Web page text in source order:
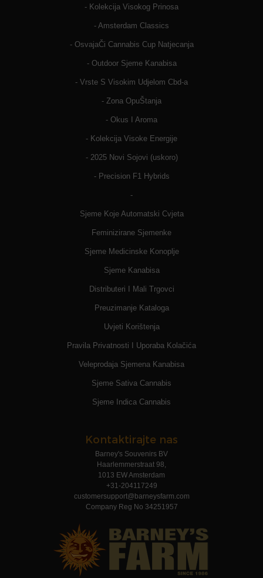
- Kolekcija Visokog Prinosa
- Amsterdam Classics
- OsvajaČi Cannabis Cup Natjecanja
- Outdoor Sjeme Kanabisa
- Vrste S Visokim Udjelom Cbd-a
- Zona OpuŠtanja
- Okus I Aroma
- Kolekcija Visoke Energije
- 2025 Novi Sojovi (uskoro)
- Precision F1 Hybrids
-
Sjeme Koje Automatski Cvjeta
Feminizirane Sjemenke
Sjeme Medicinske Konoplje
Sjeme Kanabisa
Distributeri I Mali Trgovci
Preuzimanje Kataloga
Uvjeti Korištenja
Pravila Privatnosti I Uporaba Kolačića
Veleprodaja Sjemena Kanabisa
Sjeme Sativa Cannabis
Sjeme Indica Cannabis
Kontaktirajte nas
Barney's Souvenirs BV
Haarlemmerstraat 98,
1013 EW Amsterdam
+31-204117249
customersupport@barneysfarm.com
Company Reg No 34251957